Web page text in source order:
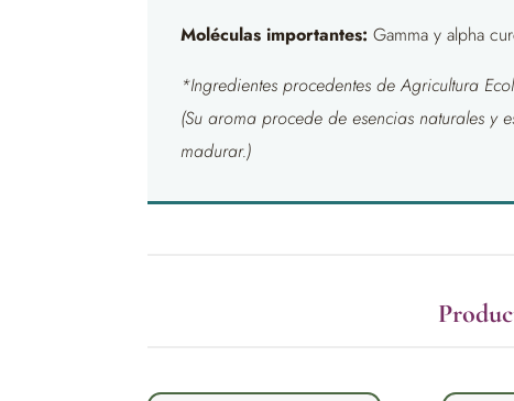
Moléculas importantes: Gamma y alpha
*Ingredientes procedentes de Agricultura
(Su aroma procede de esencias naturales y
madurar.)